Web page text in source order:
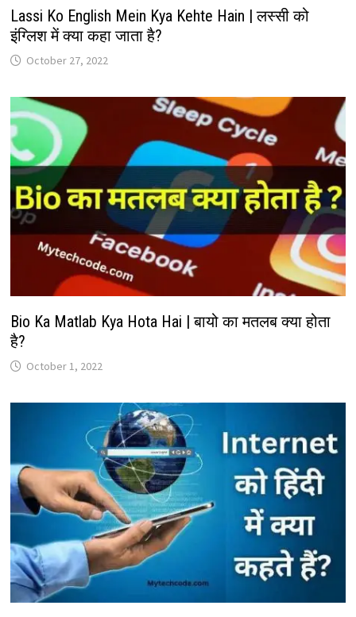
Lassi Ko English Mein Kya Kehte Hain | लस्सी को
इंग्लिश में क्या कहा जाता है?
October 27, 2022
Bio Ka Matlab Kya Hota Hai | बायो का मतलब क्या होता
है?
October 1, 2022